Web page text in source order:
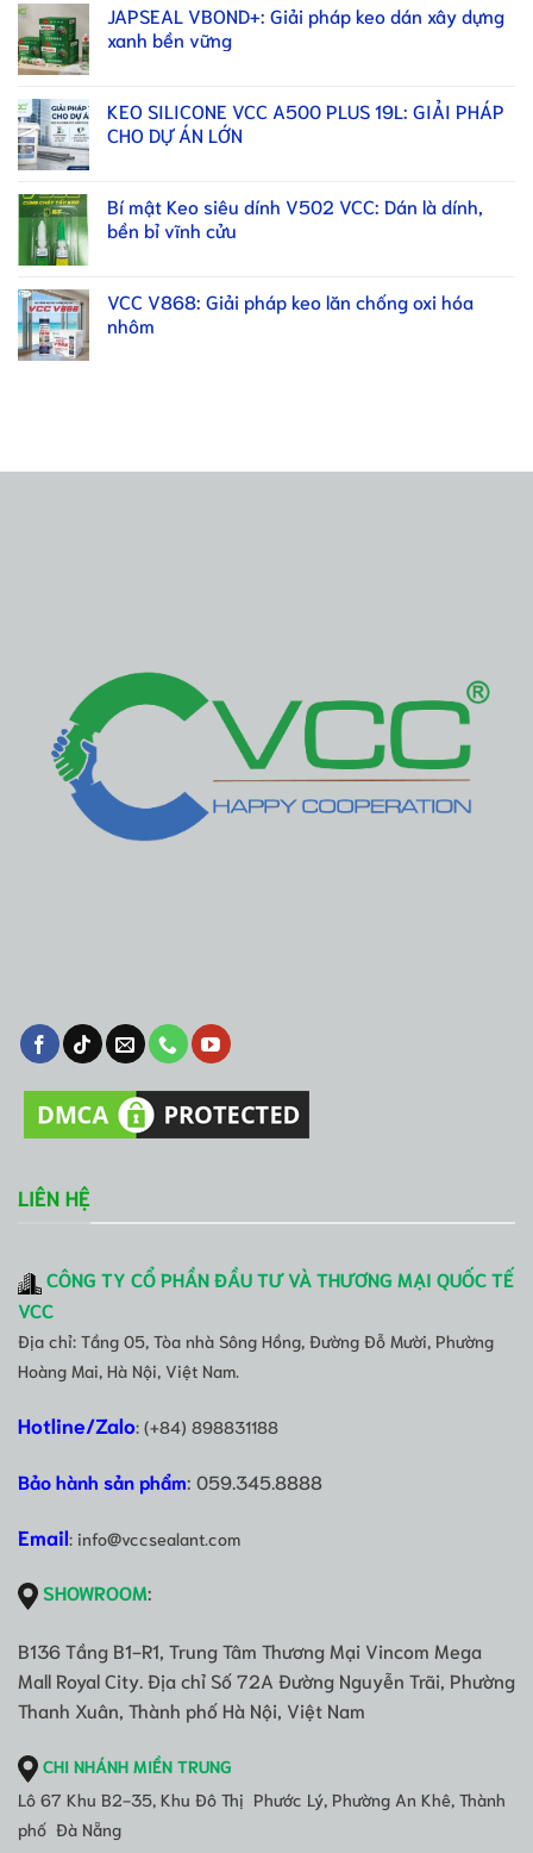
JAPSEAL VBOND+: Giải pháp keo dán xây dựng
xanh bền vững
KEO SILICONE VCC A500 PLUS 19L: GIẢI PHÁP
CHO DỰ ÁN LỚN
Bí mật Keo siêu dính V502 VCC: Dán là dính,
bền bỉ vĩnh cửu
VCC V868: Giải pháp keo lăn chống oxi hóa
nhôm
LIÊN HỆ
CÔNG TY CỔ PHẦN ĐẦU TƯ VÀ THƯƠNG MẠI QUỐC TẾ
VCC
Địa chỉ: Tầng 05, Tòa nhà Sông Hồng, Đường Đỗ Mười, Phường
Hoàng Mai, Hà Nội, Việt Nam.
Hotline/Zalo: (+84) 898831188
Bảo hành sản phẩm: 059.345.8888
Email: info@vccsealant.com
SHOWROOM:
B136 Tầng B1-R1, Trung Tâm Thương Mại Vincom Mega
Mall Royal City. Địa chỉ Số 72A Đường Nguyễn Trãi, Phường
Thanh Xuân, Thành phố Hà Nội, Việt Nam
CHI NHÁNH MIỀN TRUNG
Lô 67 Khu B2-35, Khu Đô Thị Phước Lý, Phường An Khê, Thành
phố Đà Nẵng